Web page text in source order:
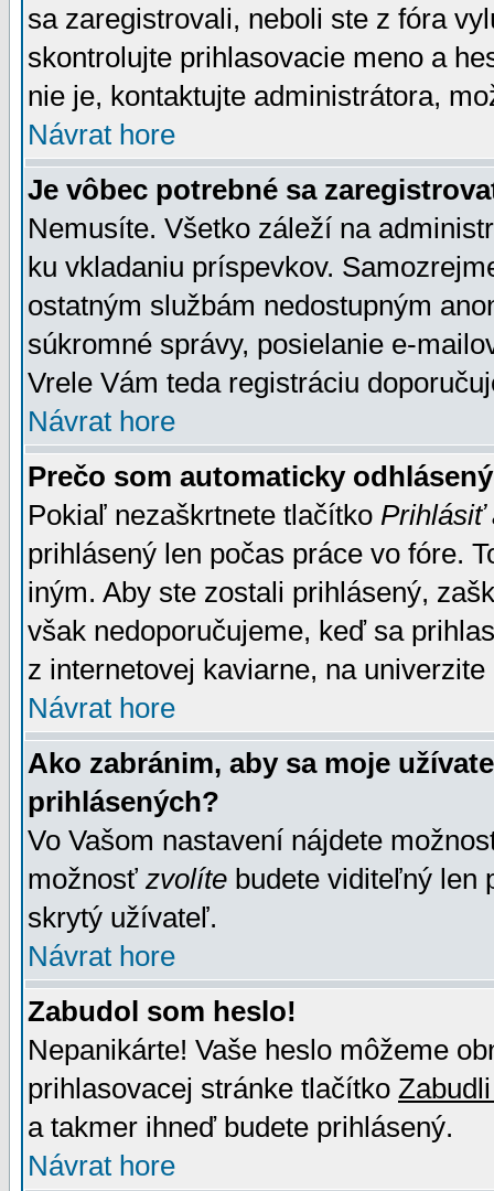
sa zaregistrovali, neboli ste z fóra
skontrolujte prihlasovacie meno a
nie je, kontaktujte administrátora,
Návrat hore
Je vôbec potrebné sa
Nemusíte. Všetko záleží na
ku vkladaniu príspevkov.
ostatným službám nedostupným
súkromné správy, posielanie e-
Vrele Vám teda registráciu
Návrat hore
Prečo som automaticky
Pokiaľ nezaškrtnete tlačítko Prihlásiť
prihlásený len počas práce vo fóre.
iným. Aby ste zostali prihlásený,
však nedoporučujeme, keď sa
z internetovej kaviarne, na univerzite
Návrat hore
Ako zabránim, aby sa moje
prihlásených?
Vo Vašom nastavení nájdete
možnosť zvolíte budete viditeľný len
skrytý užívateľ.
Návrat hore
Zabudol som heslo!
Nepanikárte! Vaše heslo môžeme
prihlasovacej stránke tlačítko
a takmer ihneď budete prihlásený.
Návrat hore